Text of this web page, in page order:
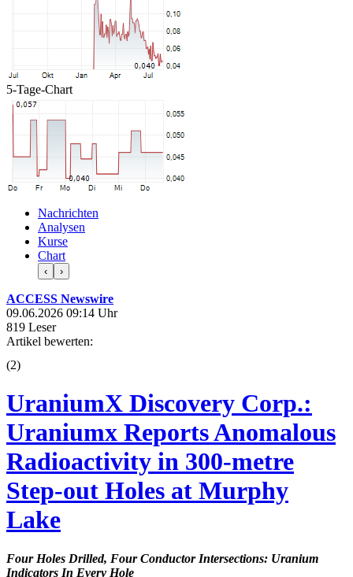
5-Tage-Chart
Nachrichten
Analysen
Kurse
Chart
‹ ›
ACCESS Newswire
09.06.2026 09:14 Uhr
819 Leser
Artikel bewerten:
(2)
UraniumX Discovery Corp.:
Uraniumx Reports Anomalous
Radioactivity in 300-metre
Step-out Holes at Murphy
Lake
Four Holes Drilled, Four Conductor Intersections: Uranium
Indicators In Every Hole